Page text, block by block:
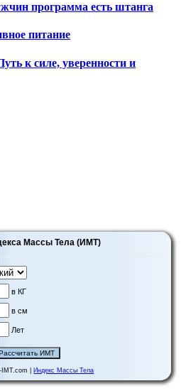
программа есть штанга
питание
к силе, уверенности и
Массы Тела (ИМТ)
в КГ
в см
Лет
| Индекс Массы Тела